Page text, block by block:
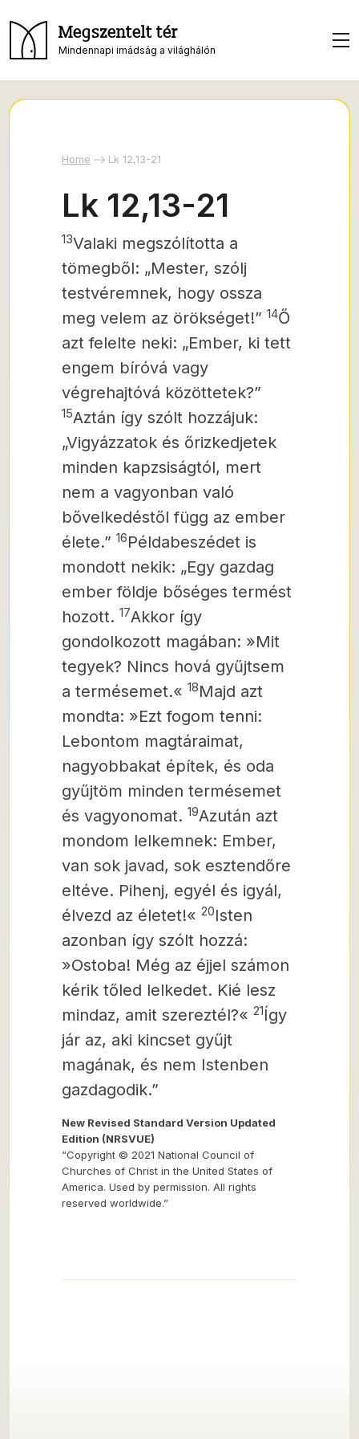
Megszentelt tér
Mindennapi imádság a világhálón
Home Lk 12,13-21
Lk 12,13-21
13Valaki megszólította a
tömegből: „Mester, szólj
testvéremnek, hogy ossza
meg velem az örökséget!” 14Ő
azt felelte neki: „Ember, ki tett
engem bíróvá vagy
végrehajtóvá közöttetek?”
15Aztán így szólt hozzájuk:
„Vigyázzatok és őrizkedjetek
minden kapzsiságtól, mert
nem a vagyonban való
bővelkedéstől függ az ember
élete.” 16Példabeszédet is
mondott nekik: „Egy gazdag
ember földje bőséges termést
hozott. 17Akkor így
gondolkozott magában: »Mit
tegyek? Nincs hová gyűjtsem
a termésemet.« 18Majd azt
mondta: »Ezt fogom tenni:
Lebontom magtáraimat,
nagyobbakat építek, és oda
gyűjtöm minden termésemet
és vagyonomat. 19Azután azt
mondom lelkemnek: Ember,
van sok javad, sok esztendőre
eltéve. Pihenj, egyél és igyál,
élvezd az életet!« 20Isten
azonban így szólt hozzá:
»Ostoba! Még az éjjel számon
kérik tőled lelkedet. Kié lesz
mindaz, amit szereztél?« 21Így
jár az, aki kincset gyűjt
magának, és nem Istenben
gazdagodik.”
New Revised Standard Version Updated
Edition (NRSVUE)
“Copyright © 2021 National Council of
Churches of Christ in the United States of
America. Used by permission. All rights
reserved worldwide.”